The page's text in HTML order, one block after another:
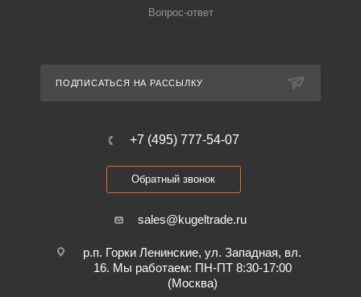
Вопрос-ответ
ПОДПИСАТЬСЯ НА РАССЫЛКУ
+7 (495) 777-54-07
Обратный звонок
sales@kugeltrade.ru
р.п. Горки Ленинские, ул. Западная, вл.
16. Мы работаем: ПН-ПТ 8:30-17:00
(Москва)